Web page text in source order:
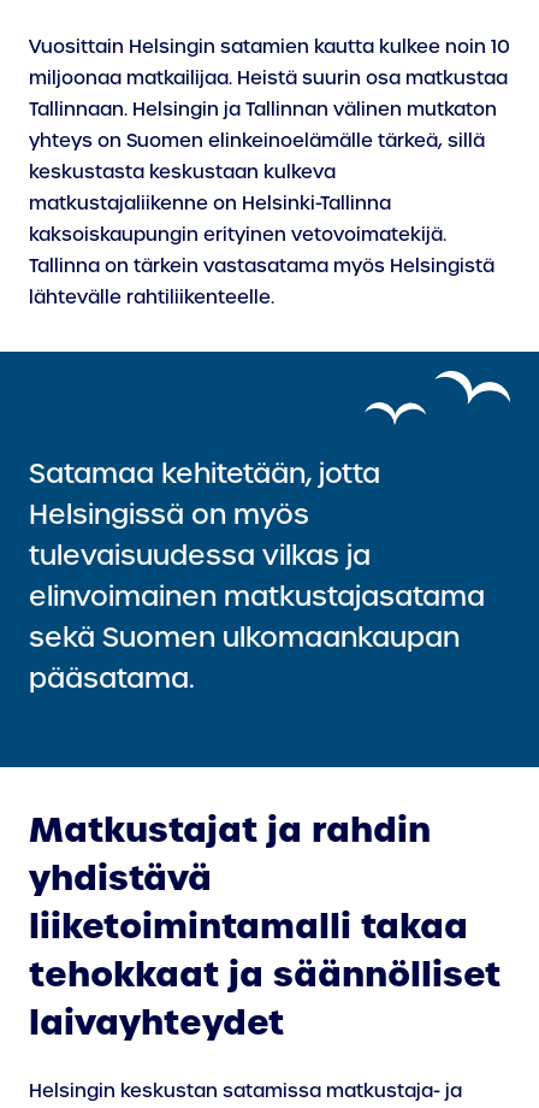
Vuosittain Helsingin satamien kautta kulkee noin 10
miljoonaa matkailijaa. Heistä suurin osa matkustaa
Tallinnaan. Helsingin ja Tallinnan välinen mutkaton
yhteys on Suomen elinkeinoelämälle tärkeä, sillä
keskustasta keskustaan kulkeva
matkustajaliikenne on Helsinki-Tallinna
kaksoiskaupungin erityinen vetovoimatekijä.
Tallinna on tärkein vastasatama myös Helsingistä
lähtevälle rahtiliikenteelle.
Satamaa kehitetään, jotta
Helsingissä on myös
tulevaisuudessa vilkas ja
elinvoimainen matkustajasatama
sekä Suomen ulkomaankaupan
pääsatama.
Matkustajat ja rahdin
yhdistävä
liiketoimintamalli takaa
tehokkaat ja säännölliset
laivayhteydet
Helsingin keskustan satamissa matkustaja- ja